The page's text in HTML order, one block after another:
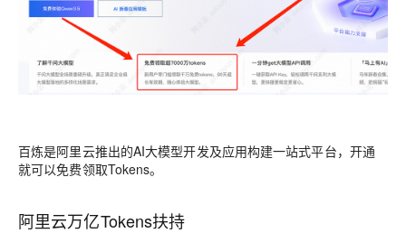
百炼是阿里云推出的AI大模型开发及应用构建一站式平台，开通
就可以免费领取Tokens。
阿里云万亿Tokens扶持